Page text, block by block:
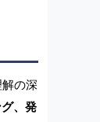
の深
、発